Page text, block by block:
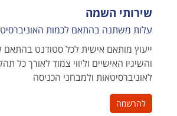
שירותי השמה
עלות משתנה בהתאם לכמות
ייעוץ מותאם אישית לכל סטודנט בהתאם
והשיגיו האישיים וליווי צמוד לאורך כל
לאוניברסיטאות ולמבחני הכניסה
להרשמה